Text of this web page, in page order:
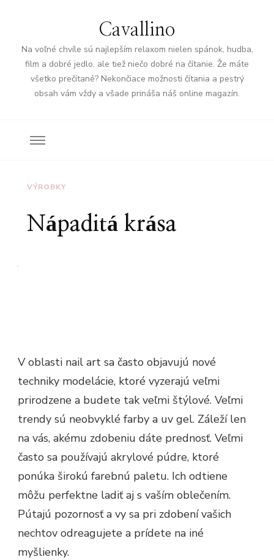
Cavallino
Na voľné chvíle sú najlepším relaxom nielen spánok, hudba,
film a dobré jedlo, ale tiež niečo dobré na čítanie. Že máte
všetko prečítané? Nekončiace možnosti čítania a pestrý
obsah vám vždy a všade prináša náš online magazín.
VÝROBKY
Nápaditá krása
V oblasti nail art sa často objavujú nové
techniky modelácie, ktoré vyzerajú veľmi
prirodzene a budete tak veľmi štýlové. Veľmi
trendy sú neobvyklé farby a uv gel. Záleží len
na vás, akému zdobeniu dáte prednosť. Veľmi
často sa používajú akrylové púdre, ktoré
ponúka širokú farebnú paletu. Ich odtiene
môžu perfektne ladiť aj s vaším oblečením.
Pútajú pozornosť a vy sa pri zdobení vašich
nechtov odreagujete a prídete na iné
myšlienky.